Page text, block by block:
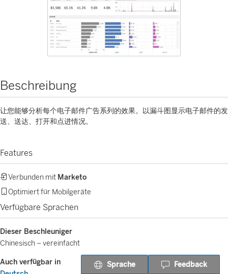
Beschreibung
让您能够分析每个电子邮件广告系列的效果。以漏斗图显示电子邮件的发
送、送达、打开和点进情况。
Features
Verbunden mit Marketo
Optimiert für Mobilgeräte
Verfügbare Sprachen
Dieser Beschleuniger
Chinesisch – vereinfacht
Auch verfügbar in
Sprache Feedback